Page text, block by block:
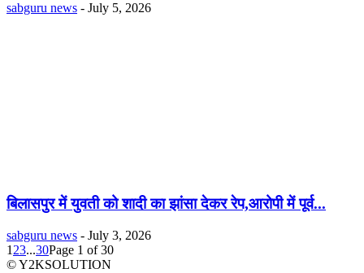
sabguru news - July 5, 2026
बिलासपुर में युवती को शादी का झांसा देकर रेप,आरोपी में पूर्व...
sabguru news - July 3, 2026
1 23...30Page 1 of 30
© Y2KSOLUTION